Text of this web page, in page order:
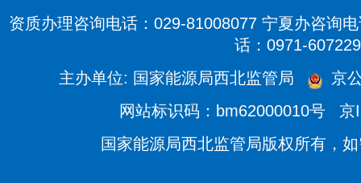
资质办理咨询电话：029-81008077 宁夏办咨询
话：0971-
主办单位: 国家能源局西北监管局
京
网站标识码：bm62000010号
京
国家能源局西北监管局版权所有，